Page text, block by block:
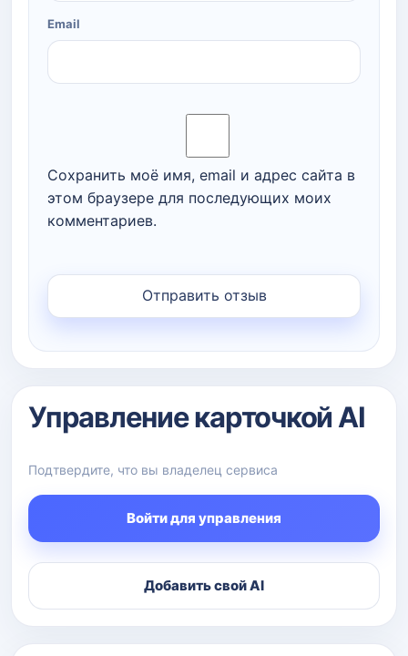
Email
Сохранить моё имя, email и адрес сайта в
этом браузере для последующих моих
комментариев.
Управление карточкой AI
Подтвердите, что вы владелец сервиса
Войти для управления
Добавить свой AI